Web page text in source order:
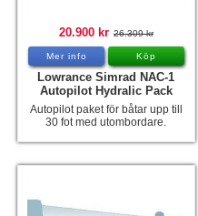
20.900 kr 26.309 kr
Mer info Köp
Lowrance Simrad NAC-1
Autopilot Hydralic Pack
Autopilot paket för båtar upp till
30 fot med utombordare.